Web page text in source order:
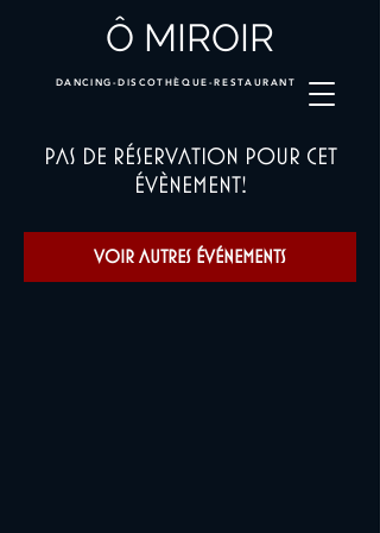
Ô MIROIR
DANCING-DISCOTHÈQUE-RESTAURANT
Pas de réservation pour cet
évènement!
Voir autres événements